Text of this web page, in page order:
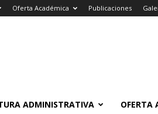
Oferta Académica Publicaciones
ADMINISTRATIVA OFERTA